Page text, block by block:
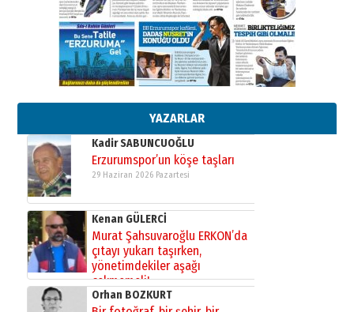
YAZARLAR
Ardında bıraktığı hatıralarıyla
gönül adamı Faruk Terzioğlu!
13 Mayıs 2026 Çarşamba
Esat BİNDESEN
Başkan Sekmen’den Erzurum’a
bir vizyon proje daha!
02 Ağustos 2026 Pazar
Kadir SABUNCUOĞLU
Erzurumspor’un köşe taşları
29 Haziran 2026 Pazartesi
Kenan GÜLERCİ
Murat Şahsuvaroğlu ERKON’da
çıtayı yukarı taşırken,
yönetimdekiler aşağı
çekmemeli!
17 Şubat 2026 SalıOrhan BOZKURT